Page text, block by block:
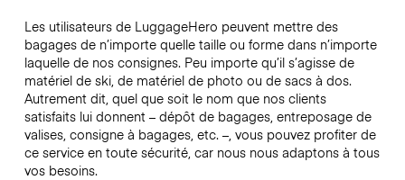
Les utilisateurs de LuggageHero peuvent mettre des
bagages de n’importe quelle taille ou forme dans n’importe
laquelle de nos consignes. Peu importe qu’il s’agisse de
matériel de ski, de matériel de photo ou de sacs à dos.
Autrement dit, quel que soit le nom que nos clients
satisfaits lui donnent – dépôt de bagages, entreposage de
valises, consigne à bagages, etc. –, vous pouvez profiter de
ce service en toute sécurité, car nous nous adaptons à tous
vos besoins.